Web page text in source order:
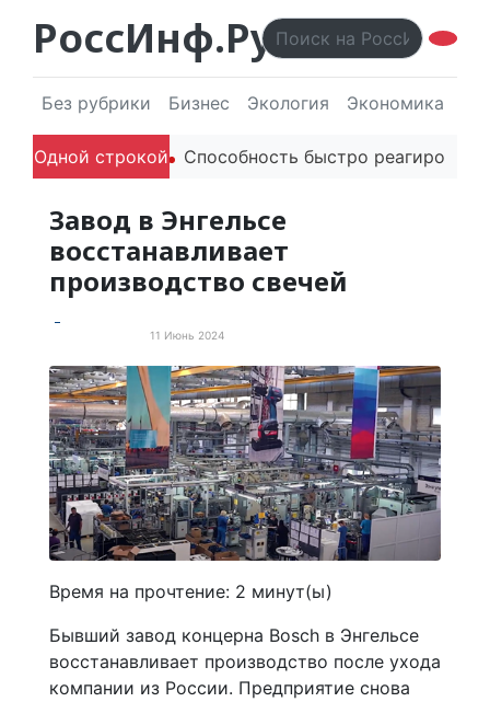
РоссИнф.Ру
Без рубрики Бизнес Экология Экономика
Одной строкой
в речи Способность быстро реагировать
Завод в Энгельсе
восстанавливает
производство свечей
11 Июнь 2024
Время на прочтение: 2 минут(ы)
Бывший завод концерна Bosch в Энгельсе
восстанавливает производство после ухода
компании из России. Предприятие снова